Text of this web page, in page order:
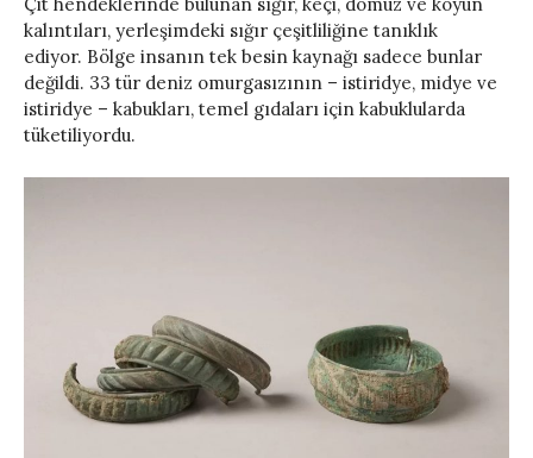
Çit hendeklerinde bulunan sığır, keçi, domuz ve koyun
kalıntıları, yerleşimdeki sığır çeşitliliğine tanıklık
ediyor. Bölge insanın tek besin kaynağı sadece bunlar
değildi. 33 tür deniz omurgasızının – istiridye, midye ve
istiridye – kabukları, temel gıdaları için kabuklularda
tüketiliyordu.